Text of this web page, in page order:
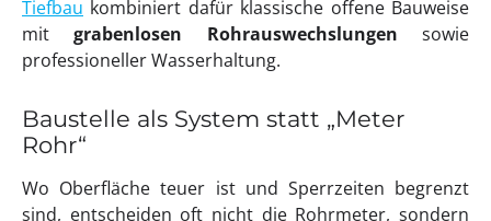
Tiefbau kombiniert dafür klassische offene Bauweise
mitgrabenlosen Rohrauswechslungen sowie
professioneller Wasserhaltung.
Baustelle als System statt „Meter
Rohr“
Wo Oberfläche teuer ist und Sperrzeiten begrenzt
sind, entscheiden oft nicht die Rohrmeter, sondern